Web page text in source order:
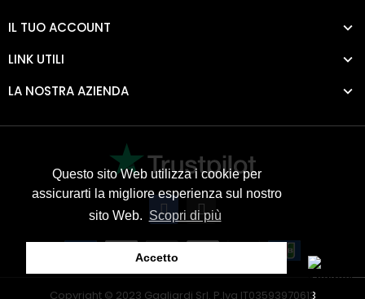
Questo sito Web utilizza i cookie per
assicurarti la migliore esperienza sul nostro
sito Web. Scopri di più
Accetto
IL TUO ACCOUNT
LINK UTILI
LA NOSTRA AZIENDA
Copyright © 2023 Gagliardi Srl. P.Iva IT03593970613